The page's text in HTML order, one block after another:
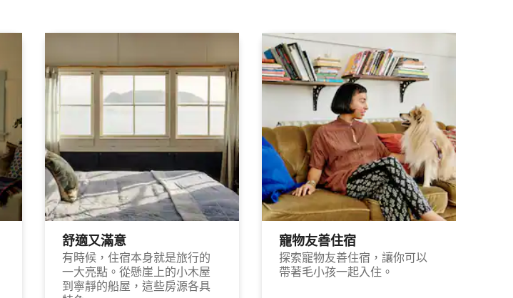
舒適又滿意
有時候，住宿本身就是旅行的
一大亮點。從懸崖上的小木屋
到寧靜的船屋，這些房源各具
寵物友善住宿
探索寵物友善住宿，讓你可以
帶著毛小孩一起入住。